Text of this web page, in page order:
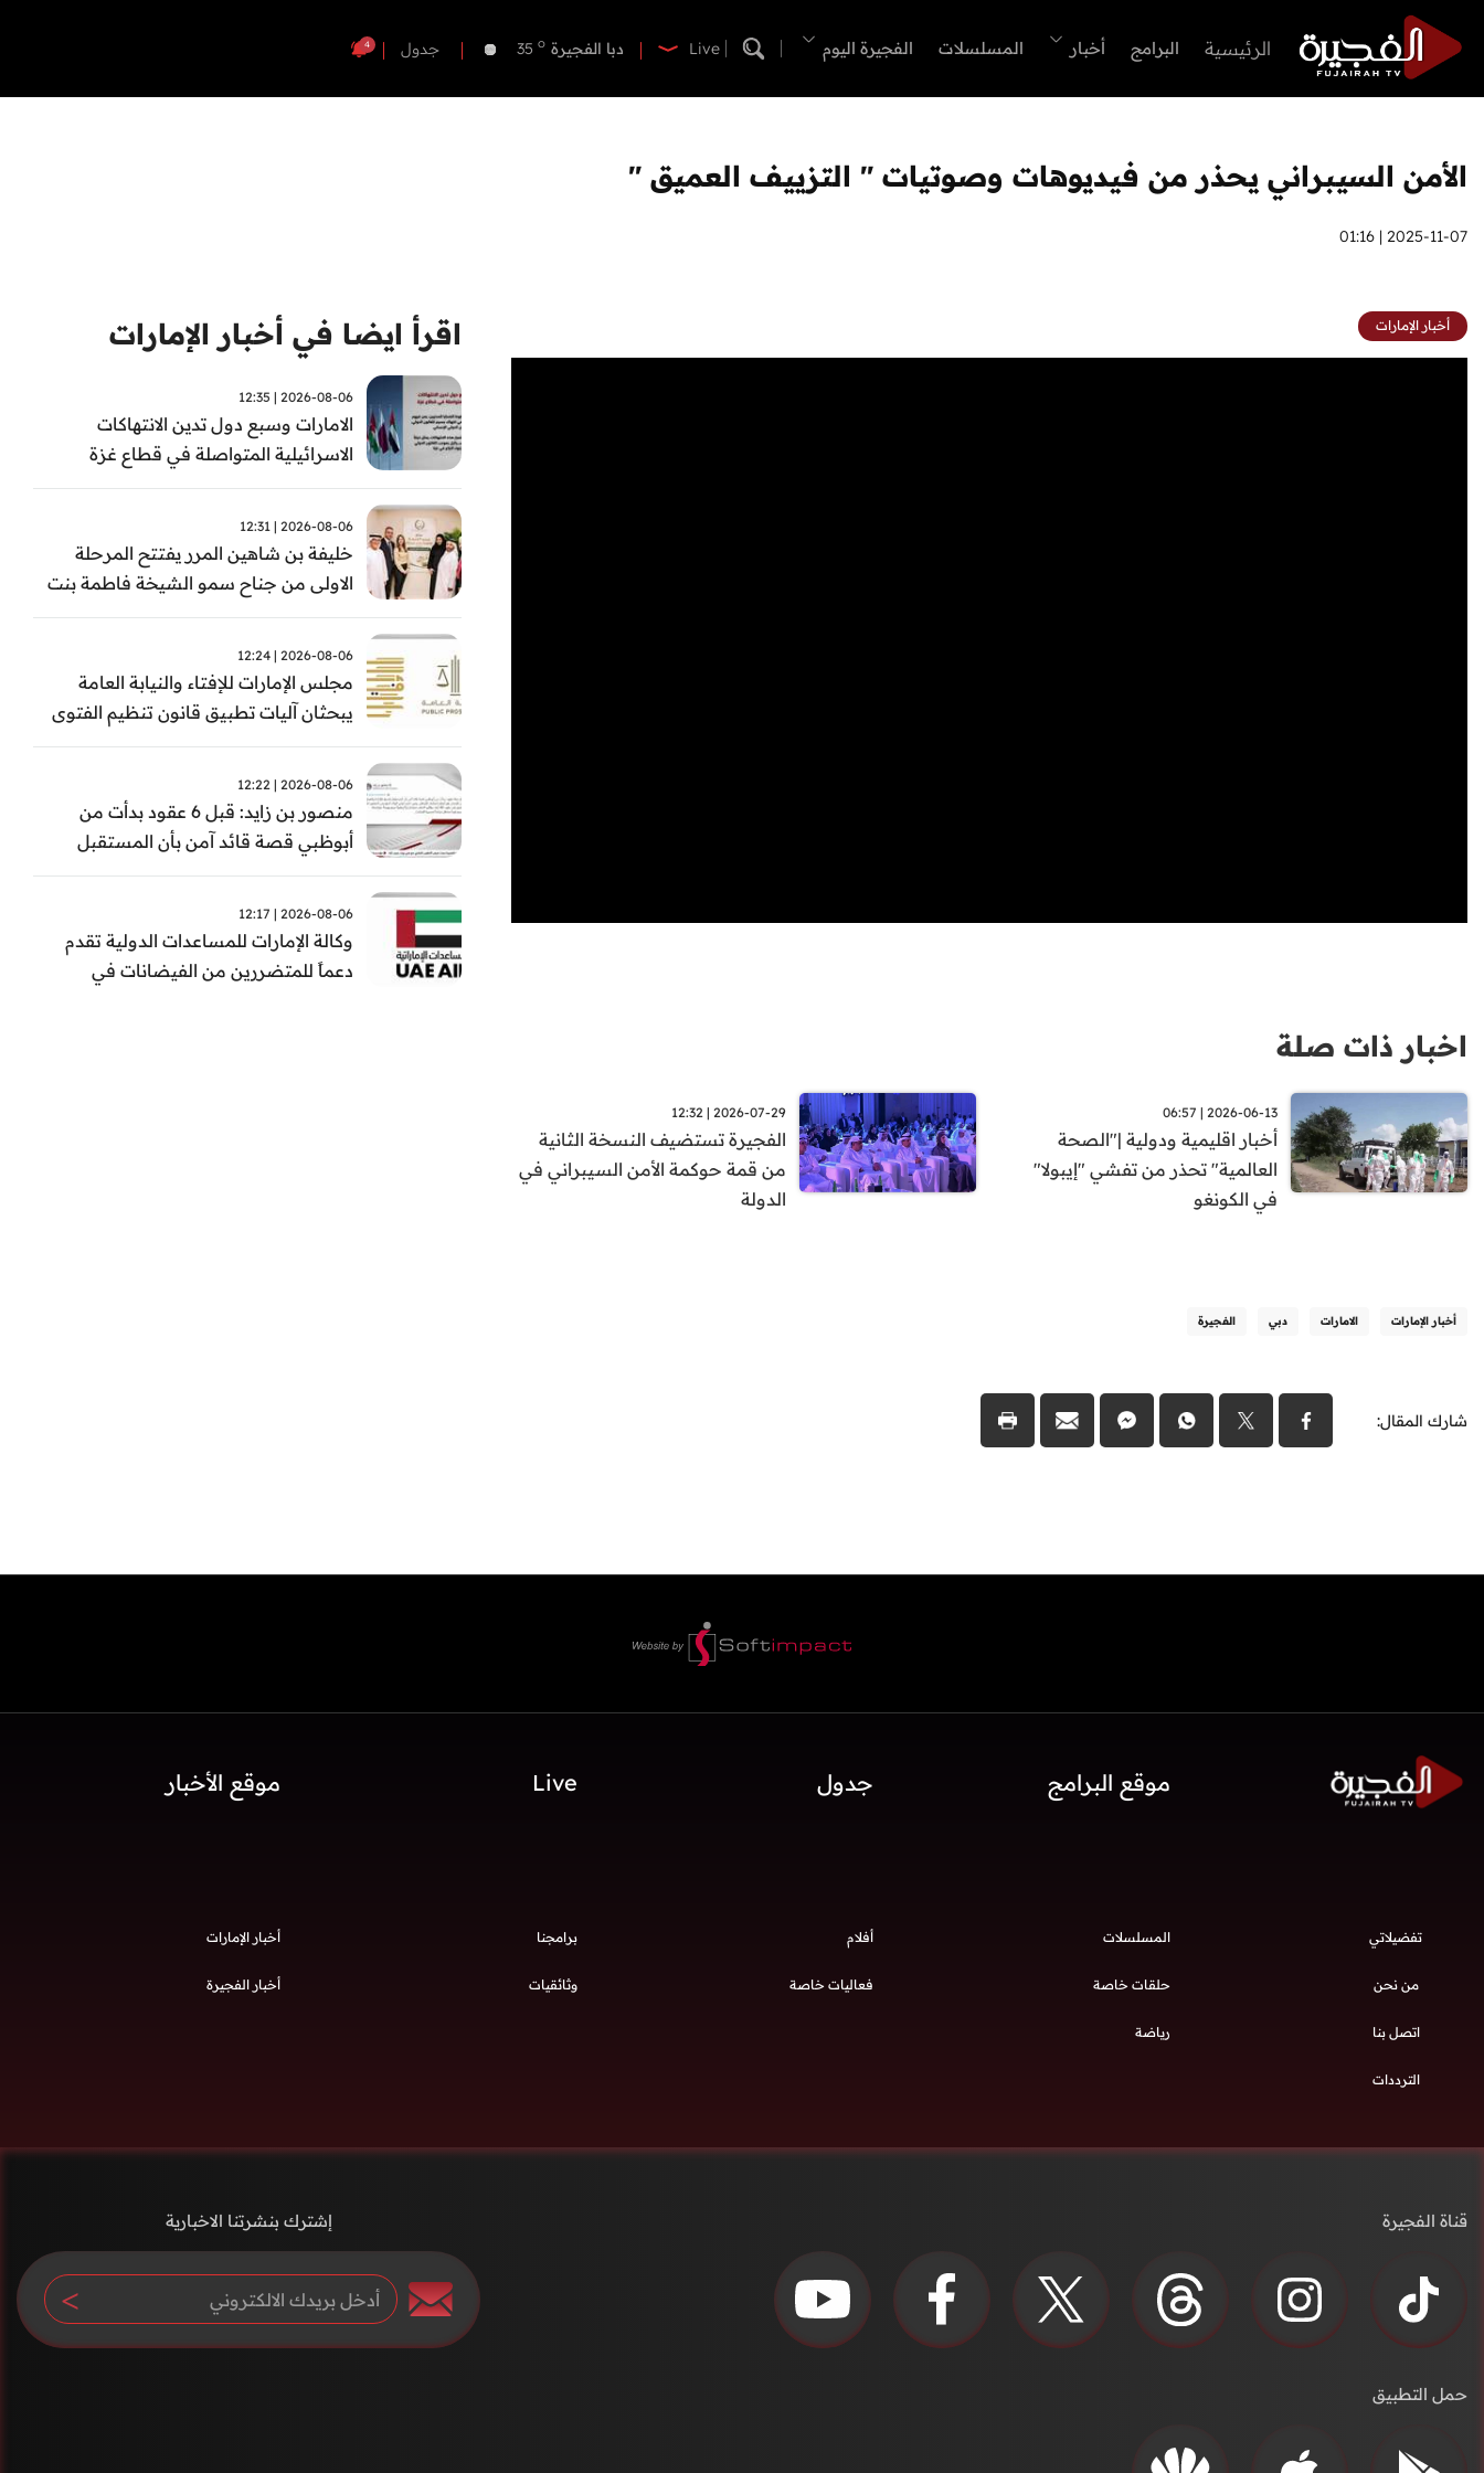
الرئيسية البرامج أخبار المسلسلات الفجيرة اليوم Live دبا الفجيرة 35 o جدول 4
الأمن السيبراني يحذر من فيديوهات وصوتيات " التزييف العميق "
2025-11-07 | 01:16
أخبار الإمارات
اخبار ذات صلة
2026-06-13 | 06:57
أخبار اقليمية ودولية |"الصحة
العالمية" تحذر من تفشي "إيبولا"
في الكونغو
2026-07-29 | 12:32
الفجيرة تستضيف النسخة الثانية
من قمة حوكمة الأمن السيبراني في
الدولة
أخبار الإمارات الامارات دبي الفجيرة
شارك المقال:
اقرأ ايضا في أخبار الإمارات
2026-08-06 | 12:35
الامارات وسبع دول تدين الانتهاكات
الاسرائيلية المتواصلة في قطاع غزة
2026-08-06 | 12:31
خليفة بن شاهين المرر يفتتح المرحلة
الاولى من جناح سمو الشيخة فاطمة بنت
مبارك للجراحة النسائية والتوليد في
2026-08-06 | 12:24
مجلس الإمارات للإفتاء والنيابة العامة
يبحثان آليات تطبيق قانون تنظيم الفتوى
وضبط المخالفات
2026-08-06 | 12:22
منصور بن زايد: قبل 6 عقود بدأت من
أبوظبي قصة قائد آمن بأن المستقبل
يُصنع بالإرادة والعمل
2026-08-06 | 12:17
وكالة الإمارات للمساعدات الدولية تقدم
دعماً للمتضررين من الفيضانات في
موقع البرامج جدول Live موقع الأخبار
تفضيلاتي
من نحن
اتصل بنا
الترددات
المسلسلات أفلام برامجنا
حلقات خاصة فعاليات خاصة وثائقيات
رياضة
أخبار الإمارات
أخبار الفجيرة
قناة الفجيرة
حمل التطبيق
إشترك بنشرتنا الاخبارية